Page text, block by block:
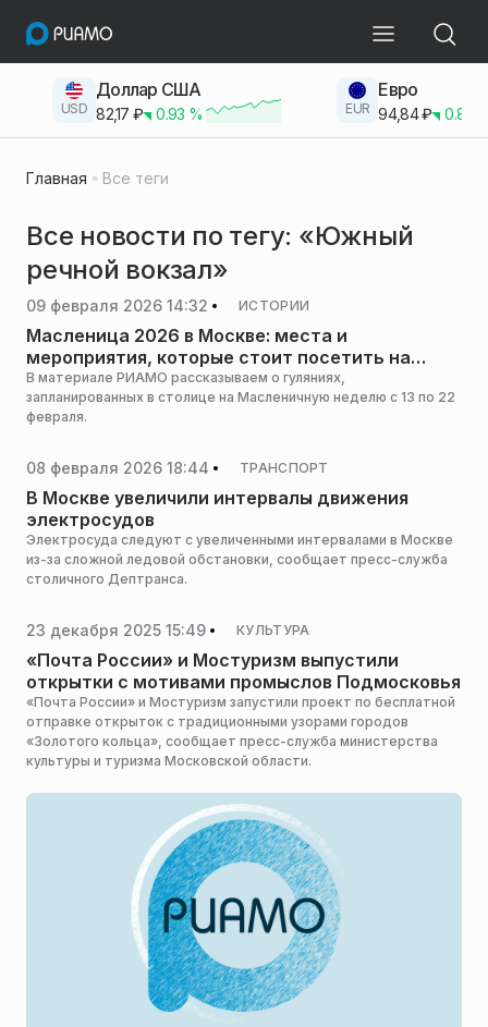
USD
Доллар США
82,17 ₽ 0.93 % EUR
Евро
94,84₽ 0.83
Главная Все теги
Все новости по тегу: «Южный
речной вокзал»
09 февраля 2026 14:32 ИСТОРИИ
Масленица 2026 в Москве: места и
мероприятия, которые стоит посетить на
Масленичной неделе
В материале РИАМО рассказываем о гуляниях,
запланированных в столице на Масленичную неделю с 13 по 22
февраля.
08 февраля 2026 18:44 ТРАНСПОРТ
В Москве увеличили интервалы движения
электросудов
Электросуда следуют с увеличенными интервалами в Москве
из-за сложной ледовой обстановки, сообщает пресс-служба
столичного Дептранса.
23 декабря 2025 15:49 КУЛЬТУРА
«Почта России» и Мостуризм выпустили
открытки с мотивами промыслов Подмосковья
«Почта России» и Мостуризм запустили проект по бесплатной
отправке открыток с традиционными узорами городов
«Золотого кольца», сообщает пресс-служба министерства
культуры и туризма Московской области.